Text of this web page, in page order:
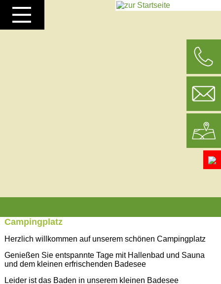
Campingplatz
Herzlich willkommen auf unserem schönen Campingplatz
Genießen Sie entspannte Tage mit Hallenbad und Sauna
und dem kleinen erfrischenden Badesee
Leider ist das Baden in unserem kleinen Badesee